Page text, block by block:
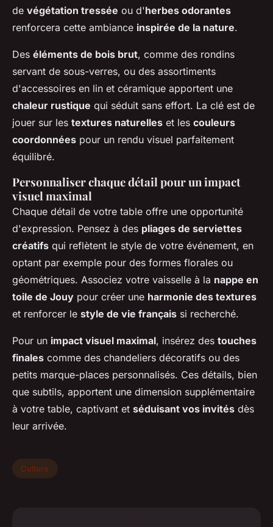
de végétation tressée ou d'herbes odorantes
renforcera cette ambiance inspirée de la nature.
Des éléments de bois brut, comme des rondins
servant de sous-verres, ou des assortiments
d'accessoires en lin et céramique apportent une
chaleur rustique qui séduit sans effort. La clé est de
jouer sur les textures naturelles et les couleurs
coordonnées pour un rendu visuel parfaitement
équilibré.
Personnaliser chaque détail pour un impact
visuel maximal
Chaque détail de votre table offre une opportunité
d'expression. Pensez à des pliages de serviettes
créatifs qui reflètent le style de votre événement, en
optant par exemple pour des formes florales ou
géométriques. Associez votre vaisselle à la nappe en
toile de Jouy pour créer une harmonie des textures
et renforcer le style de vie français si recherché.
Pour un impact visuel maximal, insérez des touches
finales comme des chandeliers décoratifs ou des
petits marque-places personnalisés. Ces détails, bien
que subtils, apportent une dimension supplémentaire
à votre table, captivant et séduisant vos invités dès
leur arrivée.
Culture